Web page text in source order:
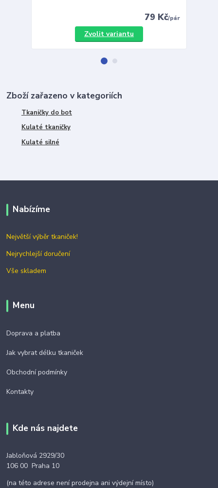
79 Kč/pár
Zvolit variantu
Zboží zařazeno v kategoriích
Tkaničky do bot
Kulaté tkaničky
Kulaté silné
Nabízíme
Největší výběr tkaniček!
Nejrychlejší doručení
Vše skladem
Menu
Doprava a platba
Jak vybrat délku tkaniček
Obchodní podmínky
Kontakty
Kde nás najdete
Jabloňová 2929/30
106 00 Praha 10
(na této adrese není prodejna ani výdejní místo)